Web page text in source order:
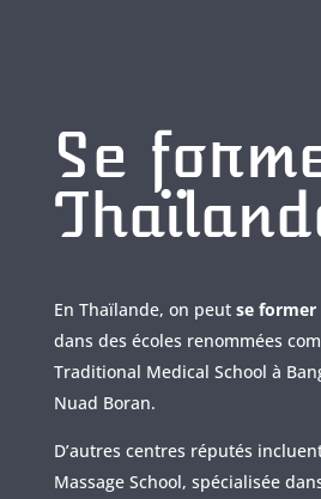
Se
En Thaïlande, on peut se former
dans des écoles renommées
Traditional Medical School à
Nuad Boran.
D’autres centres réputés
Massage School, spécialisée